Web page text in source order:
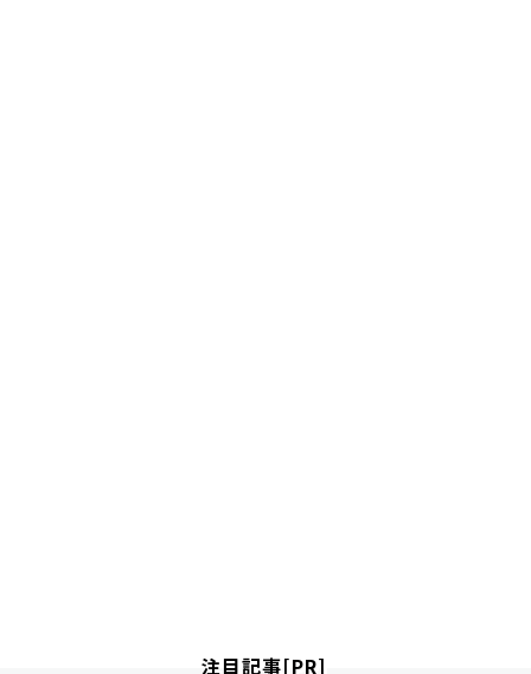
注目記事[PR]